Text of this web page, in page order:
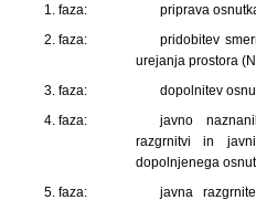
1. faza:
priprava
2. faza:
pridobitev
urejanja prostora
3. faza:
dopolnitev
4. faza:
javno
razgrnitvi in
dopolnjenega
5. faza:
javna